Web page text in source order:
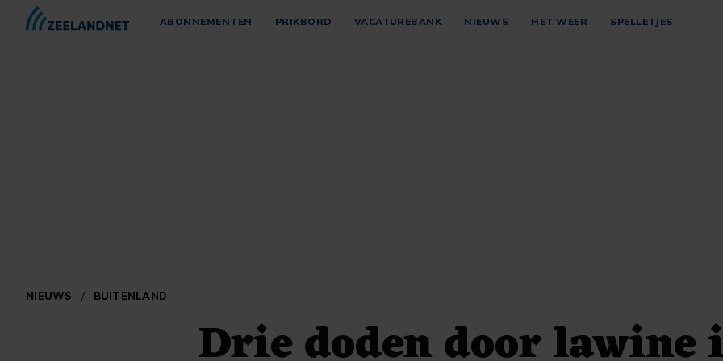
ABONNEMENTEN PRIKBORD VACATUREBANK NIEUWS HET WEER SPELLETJES
NIEUWS / BUITENLAND